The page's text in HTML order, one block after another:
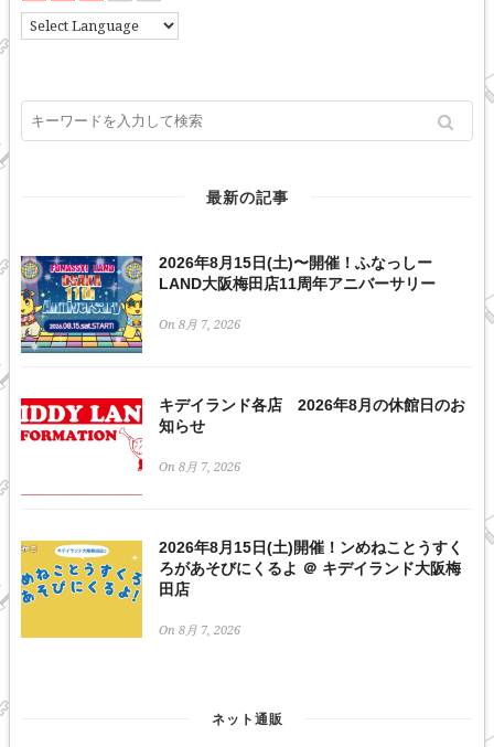
最新の記事
2026年8月15日(土)〜開催！ふなっしー
LAND大阪梅田店11周年アニバーサリー
On 8月 7, 2026
キデイランド各店 2026年8月の休館日のお
知らせ
On 8月 7, 2026
2026年8月15日(土)開催！ンめねことうすく
ろがあそびにくるよ ＠ キデイランド大阪梅
田店
On 8月 7, 2026
ネット通販